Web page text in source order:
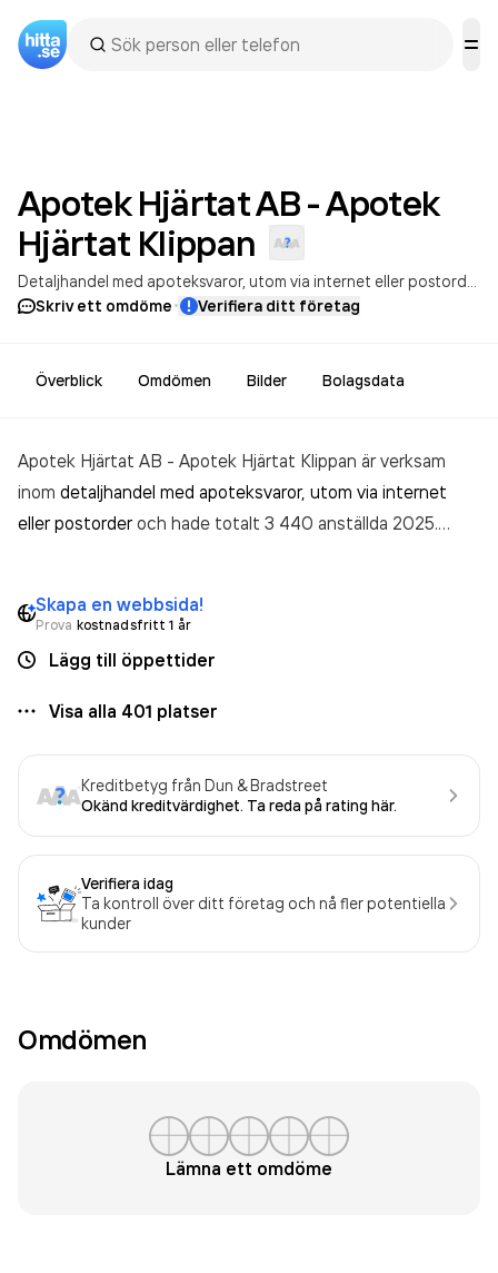
Apotek Hjärtat AB - Apotek
Hjärtat Klippan
Skriv ett omdöme· Verifiera ditt företag
Överblick Omdömen Bilder Bolagsdata
Apotek Hjärtat AB - Apotek Hjärtat Klippan är verksam
inom detaljhandel med apoteksvaror, utom via internet
eller postorderoch hade totalt 3 440 anställda 2025.
ett aktiebolag som varit aktivt sedan 2008. Apotek
Hjärtat AB - Apotek Hjärtat Klippan
Skapa en webbsida!
Prova kostnadsfritt 1 år
Lägg till öppettider
Visa alla 401 platser
Kreditbetyg från Dun & Bradstreet
Okänd kreditvärdighet. Ta reda på rating här.
Verifiera idag
Ta kontroll över ditt företag och nå fler potentiella
kunder
Omdömen
Lämna ett omdöme